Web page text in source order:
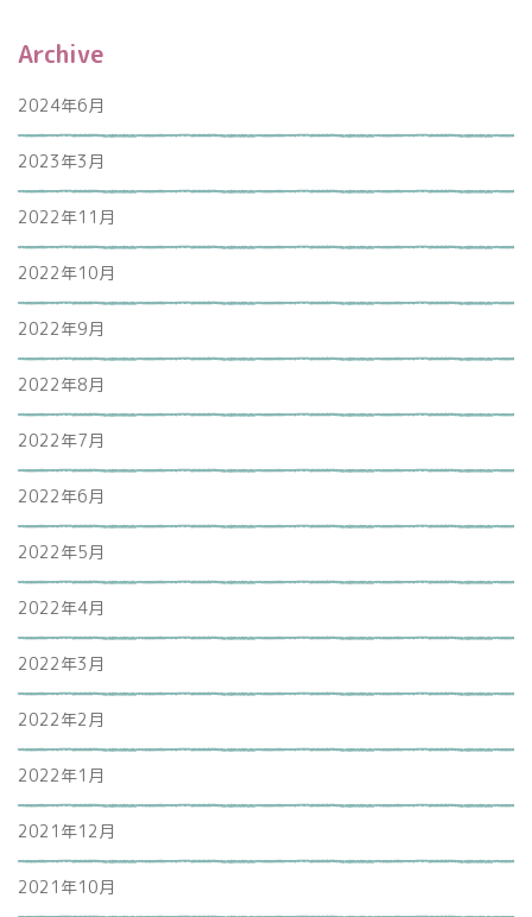
Archive
2024年6月
2023年3月
2022年11月
2022年10月
2022年9月
2022年8月
2022年7月
2022年6月
2022年5月
2022年4月
2022年3月
2022年2月
2022年1月
2021年12月
2021年10月